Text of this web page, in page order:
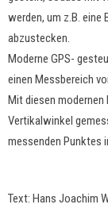
werden, um z.B. eine
Moderne GPS-
einen Messbereich
Mit diesen
Vertikalwinkel
messenden Punktes
Text: Hans Joachim